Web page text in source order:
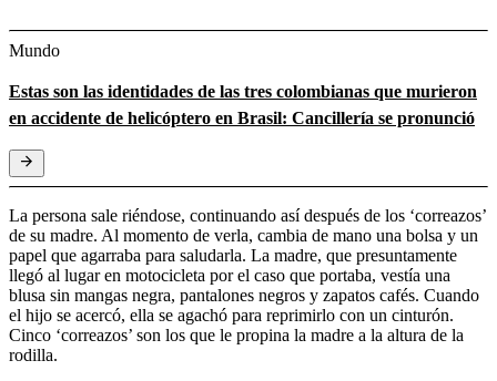
Mundo
Estas son las identidades de las tres colombianas que murieron
en accidente de helicóptero en Brasil: Cancillería se pronunció
La persona sale riéndose, continuando así después de los ‘correazos’
de su madre. Al momento de verla, cambia de mano una bolsa y un
papel que agarraba para saludarla. La madre, que presuntamente
llegó al lugar en motocicleta por el caso que portaba, vestía una
blusa sin mangas negra, pantalones negros y zapatos cafés. Cuando
el hijo se acercó, ella se agachó para reprimirlo con un cinturón.
Cinco ‘correazos’ son los que le propina la madre a la altura de la
rodilla.